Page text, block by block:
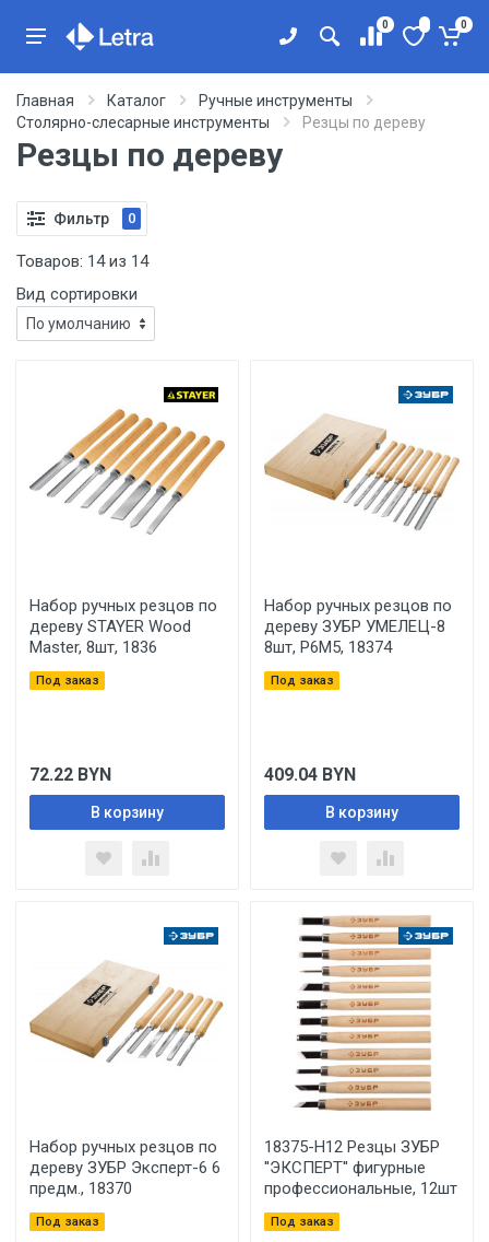
0 0
Главная Каталог
Ручные инструменты
Столярно-слесарные инструменты
Резцы по дереву
Резцы по дереву
Фильтр 0
Товаров: 14из 14
Вид сортировки
Набор ручных резцов по
дереву STAYER Wood
Master, 8шт, 1836
Под заказ
72.22 BYN
В корзину
Набор ручных резцов по
дереву ЗУБР УМЕЛЕЦ-8
8шт, Р6М5, 18374
Под заказ
409.04 BYN
В корзину
Набор ручных резцов по
дереву ЗУБР Эксперт-6 6
предм., 18370
Под заказ
18375-H12 Резцы ЗУБР
''ЭКСПЕРТ'' фигурные
профессиональные, 12шт
Под заказ